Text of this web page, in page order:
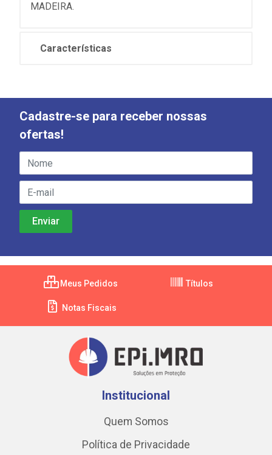
MADEIRA.
Características
Cadastre-se para receber nossas
ofertas!
Meus Pedidos Títulos
Notas Fiscais
Institucional
Quem Somos
Política de Privacidade